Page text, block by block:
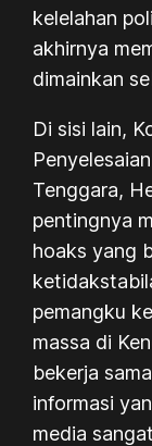
kelelahan
akhirnya
dimainkan
Di sisi lain,
Tenggara,
pentingnya
hoaks yang
pemangku
massa di
bekerja
informasi
media